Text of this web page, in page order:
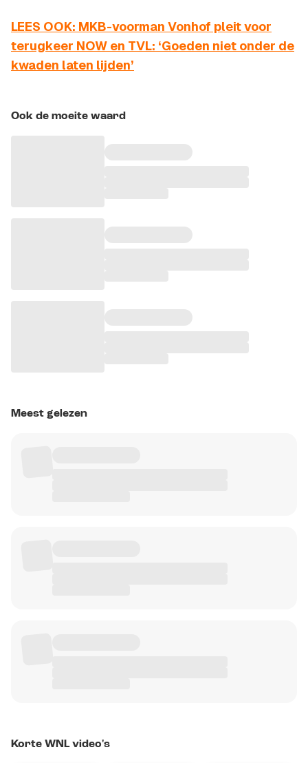
LEES OOK: MKB-voorman Vonhof pleit voor
terugkeer NOW en TVL: ‘Goeden niet onder de
kwaden laten lijden’
Ook de moeite waard
Meest gelezen
Korte WNL video's